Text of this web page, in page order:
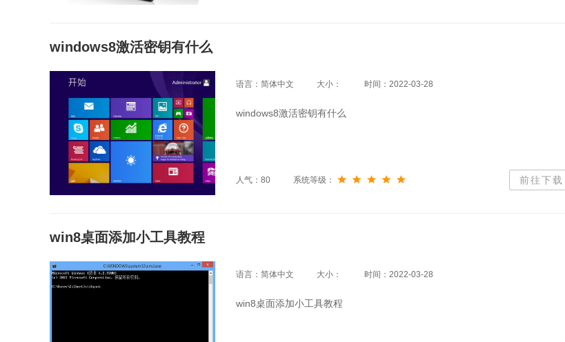
windows8激活密钥有什么
语言：简体中文 大小： 时间：2022-03-28
windows8激活密钥有什么
前往下载
人气：80 系统等级：
win8桌面添加小工具教程
语言：简体中文 大小： 时间：2022-03-28
win8桌面添加小工具教程